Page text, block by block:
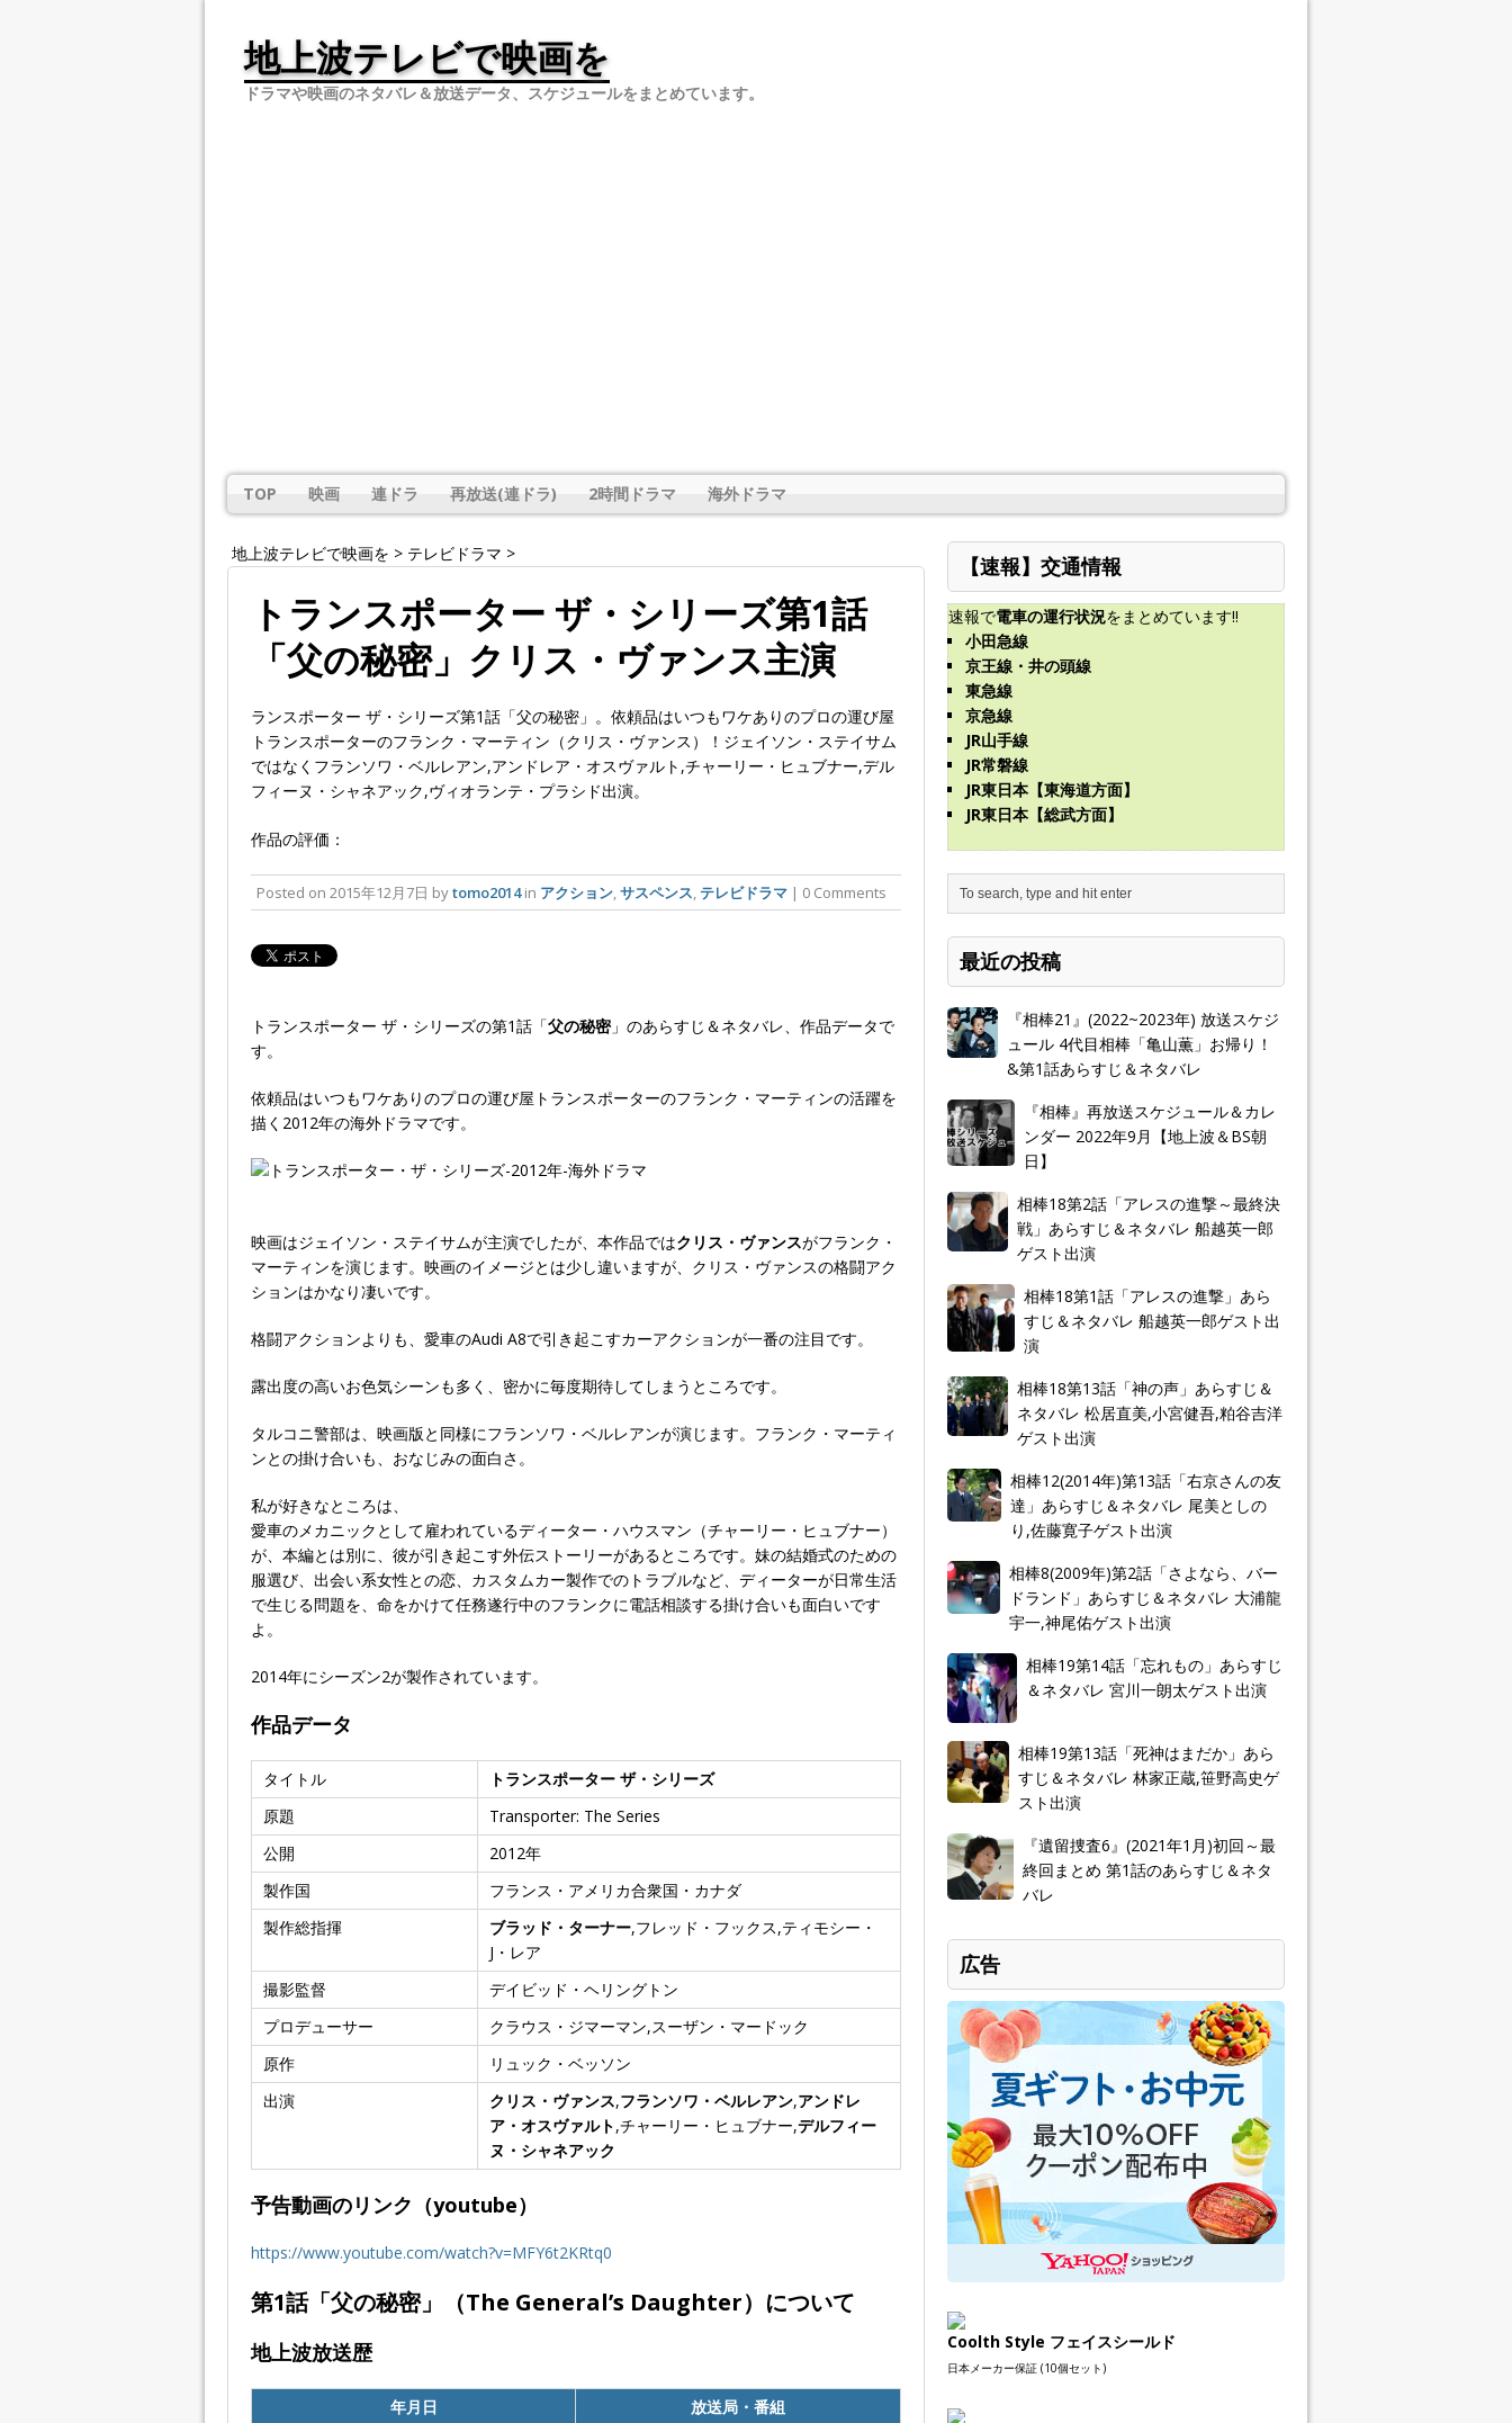
地上波テレビで映画を
ドラマや映画のネタバレ＆放送データ、スケジュールをまとめています。
TOP 映画 連ドラ 再放送(連ドラ) 2時間ドラマ 海外ドラマ
地上波テレビで映画を > テレビドラマ >
トランスポーター ザ・シリーズ第1話
「父の秘密」クリス・ヴァンス主演
ランスポーター ザ・シリーズ第1話「父の秘密」。依頼品はいつもワケありのプロの運び屋
トランスポーターのフランク・マーティン（クリス・ヴァンス）！ジェイソン・ステイサム
ではなくフランソワ・ベルレアン,アンドレア・オスヴァルト,チャーリー・ヒュブナー,デル
フィーヌ・シャネアック,ヴィオランテ・プラシド出演。
作品の評価：
Posted on 2015年12月7日 bytomo2014in アクション,サスペンス, テレビドラマ | 0 Comments
トランスポーター ザ・シリーズの第1話「父の秘密」のあらすじ＆ネタバレ、作品データで
す。
依頼品はいつもワケありのプロの運び屋トランスポーターのフランク・マーティンの活躍を
描く2012年の海外ドラマです。
映画はジェイソン・ステイサムが主演でしたが、本作品ではクリス・ヴァンスがフランク・
マーティンを演じます。映画のイメージとは少し違いますが、クリス・ヴァンスの格闘アク
ションはかなり凄いです。
格闘アクションよりも、愛車のAudi A8で引き起こすカーアクションが一番の注目です。
露出度の高いお色気シーンも多く、密かに毎度期待してしまうところです。
タルコニ警部は、映画版と同様にフランソワ・ベルレアンが演じます。フランク・マーティ
ンとの掛け合いも、おなじみの面白さ。
私が好きなところは、
愛車のメカニックとして雇われているディーター・ハウスマン（チャーリー・ヒュブナー）
が、本編とは別に、彼が引き起こす外伝ストーリーがあるところです。妹の結婚式のための
服選び、出会い系女性との恋、カスタムカー製作でのトラブルなど、ディーターが日常生活
で生じる問題を、命をかけて任務遂行中のフランクに電話相談する掛け合いも面白いです
よ。
2014年にシーズン2が製作されています。
作品データ
タイトル
トランスポーター ザ・シリーズ
原題
Transporter: The Series
公開
2012年
製作国
フランス・アメリカ合衆国・カナダ
製作総指揮
ブラッド・ターナー,フレッド・フックス,ティモシー・
J・レア
撮影監督
デイビッド・ヘリングトン
プロデューサー
クラウス・ジマーマン,スーザン・マードック
原作
リュック・ベッソン
出演
クリス・ヴァンス,フランソワ・ベルレアン,アンドレ
ア・オスヴァルト,チャーリー・ヒュブナー,デルフィー
ヌ・シャネアック
予告動画のリンク（youtube）
https://www.youtube.com/watch?v=MFY6t2KRtq0
第1話「父の秘密」（The General’s Daughter）について
地上波放送歴
年月日
放送局・番組
【速報】交通情報
速報で電車の運行状況をまとめています!!
小田急線
京王線・井の頭線
東急線
京急線
JR山手線
JR常磐線
JR東日本【東海道方面】
JR東日本【総武方面】
最近の投稿
『相棒21』(2022~2023年) 放送スケジ
ュール 4代目相棒「亀山薫」お帰り！
&第1話あらすじ＆ネタバレ
『相棒』再放送スケジュール＆カレ
ンダー 2022年9月【地上波＆BS朝
日】
相棒18第2話「アレスの進撃～最終決
戦」あらすじ＆ネタバレ 船越英一郎
ゲスト出演
相棒18第1話「アレスの進撃」あら
すじ＆ネタバレ 船越英一郎ゲスト出
演
相棒18第13話「神の声」あらすじ＆
ネタバレ 松居直美,小宮健吾,粕谷吉洋
ゲスト出演
相棒12(2014年)第13話「右京さんの友
達」あらすじ＆ネタバレ 尾美としの
り,佐藤寛子ゲスト出演
相棒8(2009年)第2話「さよなら、バー
ドランド」あらすじ＆ネタバレ 大浦龍
宇一,神尾佑ゲスト出演
相棒19第14話「忘れもの」あらすじ
＆ネタバレ 宮川一朗太ゲスト出演
相棒19第13話「死神はまだか」あら
すじ＆ネタバレ 林家正蔵,笹野高史ゲ
スト出演
『遺留捜査6』(2021年1月)初回～最
終回まとめ 第1話のあらすじ＆ネタ
バレ
広告
Coolth Style フェイスシールド
日本メーカー保証 (10個セット)